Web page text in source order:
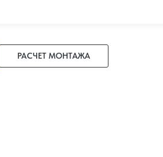
РАСЧЕТ МОНТАЖА